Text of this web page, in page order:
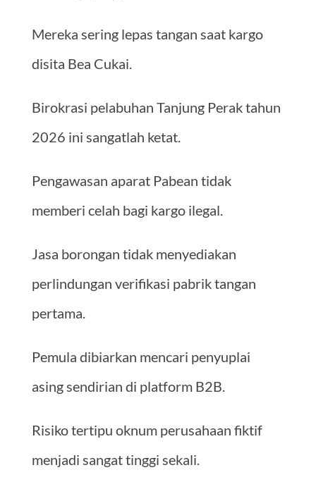
Mereka sering lepas tangan saat kargo
disita Bea Cukai.
Birokrasi pelabuhan Tanjung Perak tahun
2026 ini sangatlah ketat.
Pengawasan aparat Pabean tidak
memberi celah bagi kargo ilegal.
Jasa borongan tidak menyediakan
perlindungan verifikasi pabrik tangan
pertama.
Pemula dibiarkan mencari penyuplai
asing sendirian di platform B2B.
Risiko tertipu oknum perusahaan fiktif
menjadi sangat tinggi sekali.